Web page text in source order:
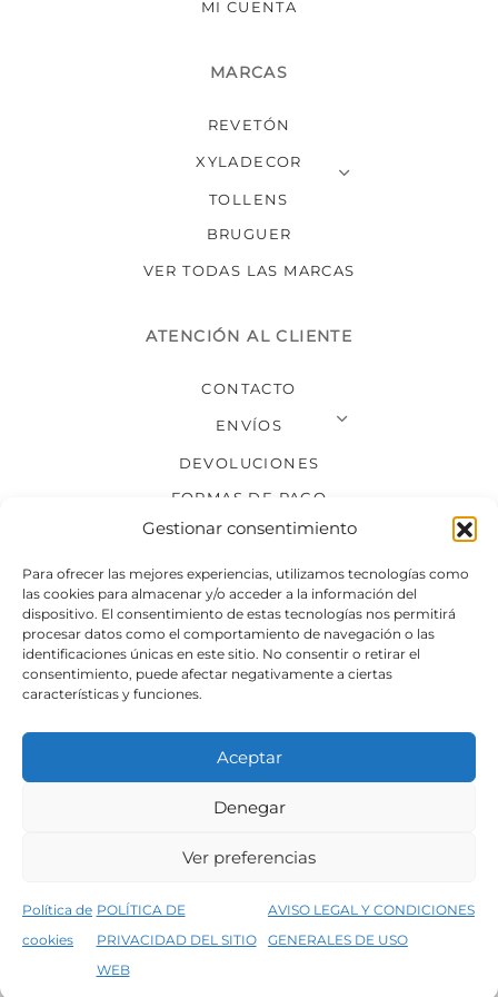
Gestionar consentimiento
Para ofrecer las mejores experiencias, utilizamos tecnologías como
las cookies para almacenar y/o acceder a la información del
dispositivo. El consentimiento de estas tecnologías nos permitirá
procesar datos como el comportamiento de navegación o las
identificaciones únicas en este sitio. No consentir o retirar el
consentimiento, puede afectar negativamente a ciertas
características y funciones.
Aceptar
Denegar
Ver preferencias
Política de
cookies
POLÍTICA DE
PRIVACIDAD DEL SITIO
WEB
AVISO LEGAL Y CONDICIONES
GENERALES DE USO
5% de descuento en tu primera compra, utiliza el código PRIMERACOMPRA
MI CUENTA
MARCAS
REVETÓN
XYLADECOR
TOLLENS
BRUGUER
VER TODAS LAS MARCAS
ATENCIÓN AL CLIENTE
CONTACTO
ENVÍOS
DEVOLUCIONES
FORMAS DE PAGO
SÍGUENOS
Condiciones generales de venta
Política de privacidad del sitio web
©2026 Decopintur- todos los derechos